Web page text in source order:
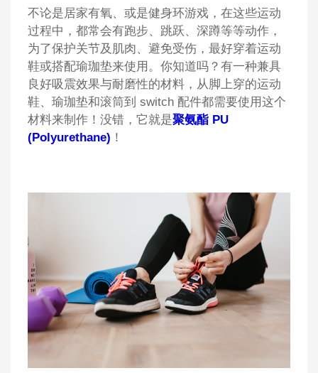
不论是居家有氧、或是健身环游戏，在这些运动
过程中，都常会有跑步、跳跃、深蹲等等动作，
为了保护关节及肌肉、避免受伤，最好穿着运动
鞋或搭配瑜珈垫来使用。你知道吗 ？有一种兼具
良好吸震效果与耐磨性的材料，从脚上穿的运动
鞋、瑜珈垫和滚筒到 switch 配件都需要使用这个
材料来制作 ！没错，它就是聚氨酯 PU
(Polyurethane) ！